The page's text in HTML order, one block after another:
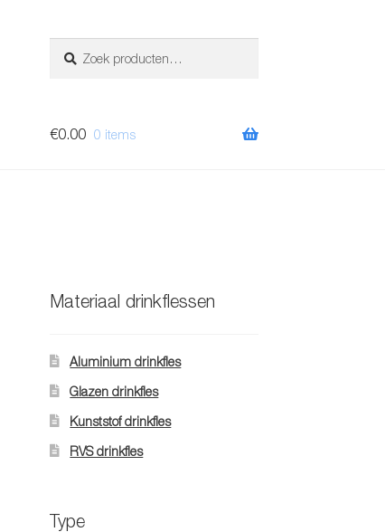
naar:
€0.00 0 items
Materiaal drinkflessen
Aluminium drinkfles
Glazen drinkfles
Kunststof drinkfles
RVS drinkfles
Type